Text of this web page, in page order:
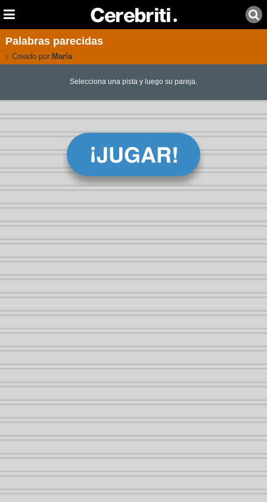
Palabras parecidas
Creado por: María
Selecciona una pista y luego su pareja.